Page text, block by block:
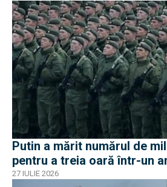
Putin a mărit numărul de
pentru a treia oară într-un
27 IULIE 2026